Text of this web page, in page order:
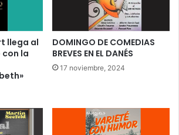
llega al
con la
DOMINGO DE COMEDIAS
BREVES EN EL DANÉS
17 noviembre, 2024